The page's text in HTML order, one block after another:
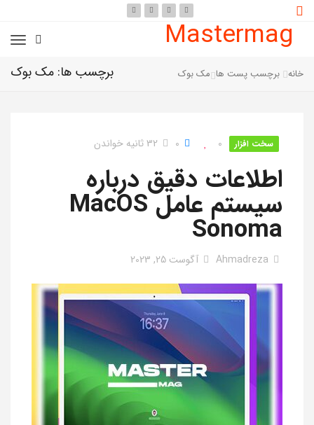
Mastermag
برچسب ها: مک بوک خانه برچسب پست ها مک بوک
سخت افزار 0
0 32 ثانیه خواندن
اطلاعات دقیق درباره
سیستم عامل MacOS
Sonoma
Ahmadreza آگوست 25, 2023